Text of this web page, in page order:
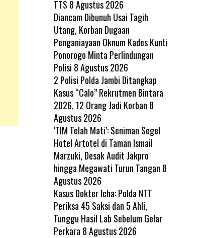
TTS 8 Agustus 2026
Diancam Dibunuh Usai Tagih
Utang, Korban Dugaan
Penganiayaan Oknum Kades Kunti
Ponorogo Minta Perlindungan
Polisi 8 Agustus 2026
2 Polisi Polda Jambi Ditangkap
Kasus “Calo” Rekrutmen Bintara
2026, 12 Orang Jadi Korban 8
Agustus 2026
‘TIM Telah Mati’: Seniman Segel
Hotel Artotel di Taman Ismail
Marzuki, Desak Audit Jakpro
hingga Megawati Turun Tangan 8
Agustus 2026
Kasus Dokter Icha: Polda NTT
Periksa 45 Saksi dan 5 Ahli,
Tunggu Hasil Lab Sebelum Gelar
Perkara 8 Agustus 2026